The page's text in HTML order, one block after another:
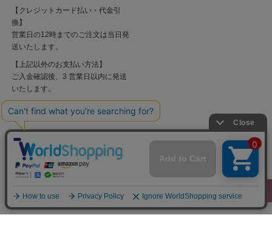
【クレジットカード払い・代金引
換】
営業日の12時までのご注文は当日発
送いたします。
【上記以外のお支払い方法】
ご入金確認後、3 営業日以内に発送
いたします。